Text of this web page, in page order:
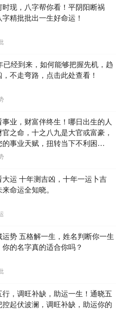
不佳的年份，即使没有病符星，也
需综合考虑大运走势和个人情况，
疾厄之灾。”
“无妄之灾，病符星也”。
现代解读是，病符星的出现暗示着
防和调理。而《易经》中的“无妄
而是提醒我们关注健康。 通过调整
健康生活方式才是关键。 切忌迷
现代医学知识，综合判断，才能做
时现，八字帮你看！平阴阳断祸
字精批批出一生好命运！
已经到来，如何能够把握先机，趋
，不走弯路，点击此处查看！
事业，财富伴终生！哪日出生的人
官之命，十之八九是大官或富豪，
的事业天赋，扭转当下不利困
大运 十年测吉凶，十年一运卜吉
来命运全知晓。
运势 五格解一生，姓名判断你一生
你的名字真的适合你吗？
行，调旺补缺，助运一生！通晓五
控起伏波澜，调旺补缺，助运你的